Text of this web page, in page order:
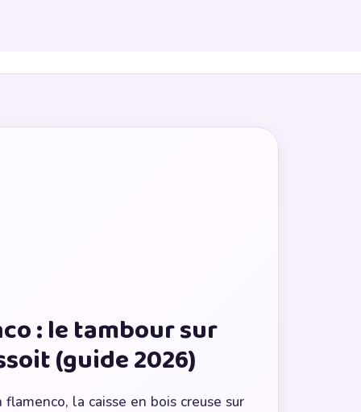
: le tambour sur
(guide 2026)
la caisse en bois creuse sur